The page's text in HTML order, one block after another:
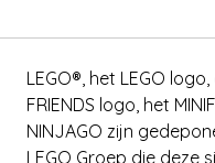
LEGO®, het LEGO
FRIENDS logo, het
NINJAGO zijn
LEGO Groep die deze